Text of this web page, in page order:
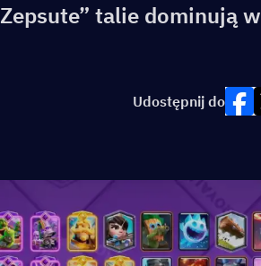
talie dominują w
Udostępnij do